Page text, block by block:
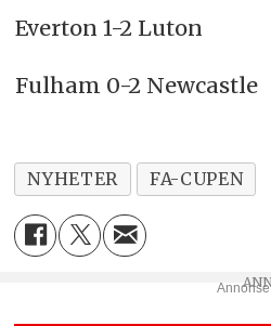
Everton 1-2 Luton
Fulham 0-2 Newcastle
NYHETER FA-CUPEN
Annonse